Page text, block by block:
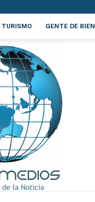
TURISMO GENTE DE BIEN